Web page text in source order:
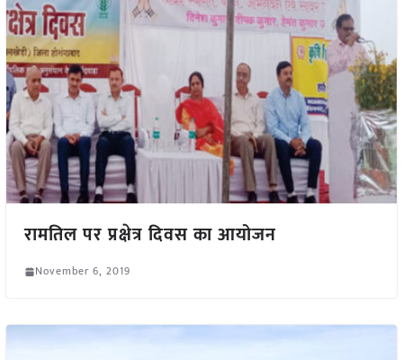
रामतिल पर प्रक्षेत्र दिवस का आयोजन
November 6, 2019